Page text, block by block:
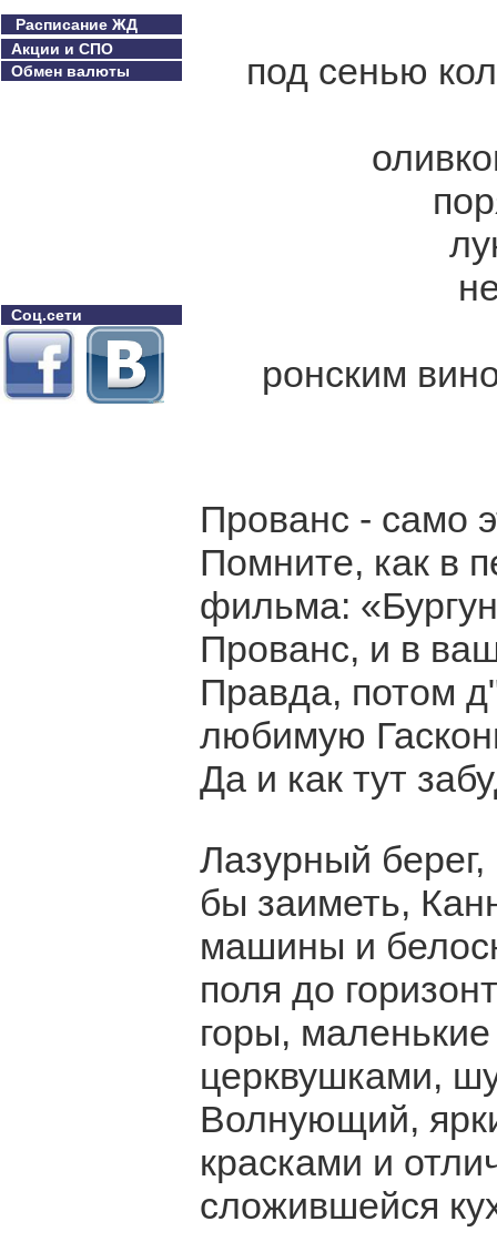
Расписание ЖД
Акции и СПО
Обмен валюты
Соц.сети
под сенью
ронским
Прованс - само
Помните, как в
фильма:
Прованс, и в
Правда, потом
любимую
Да и как тут
Лазурный
бы заиметь,
машины и
поля до
горы,
церквушками,
Волнующий,
красками и
сложившейся